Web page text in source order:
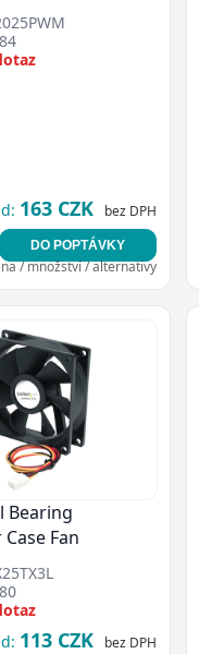
163 CZK bez DPH
DO POPTÁVKY
/ množství / alternativy
Bearing
Fan
113 CZK bez DPH